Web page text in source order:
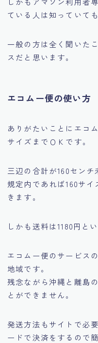
ている人は知っていても
一般の方は全く聞いた
スだと思います。
エコムー便の使い方
ありがたいことにエコ
サイズまでＯＫです。
三辺の合計が160セン
規定内であれば160サ
きます。
しかも送料は1180円と
エコムー便のサービス
地域です。
残念ながら沖縄と離島
とができません。
発送方法もサイトで必
ードで決済をするので